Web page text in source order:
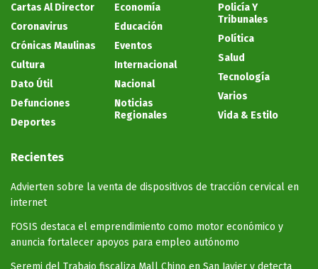
Cartas Al Director
Coronavirus
Crónicas Maulinas
Cultura
Dato Útil
Defunciones
Deportes
Economía
Educación
Eventos
Internacional
Nacional
Noticias
Regionales
Policía Y
Tribunales
Política
Salud
Tecnología
Varios
Vida & Estilo
Recientes
Advierten sobre la venta de dispositivos de tracción cervical en
internet
FOSIS destaca el emprendimiento como motor económico y
anuncia fortalecer apoyos para empleo autónomo
Seremi del Trabajo fiscaliza Mall Chino en San Javier y detecta